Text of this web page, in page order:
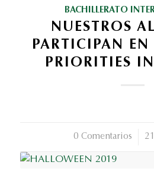
BACHILLERATO
NUESTROS
PARTICIPAN
PRIORITIES
0 Comentarios
/